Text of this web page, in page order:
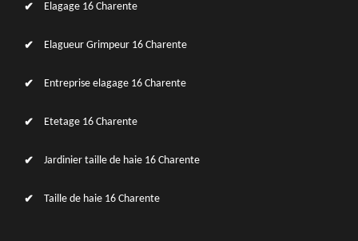
Elagage 16 Charente
Elagueur Grimpeur 16 Charente
Entreprise elagage 16 Charente
Etetage 16 Charente
Jardinier taille de haie 16 Charente
Taille de haie 16 Charente